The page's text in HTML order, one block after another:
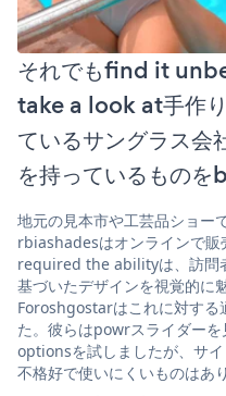
それでもfind it
take a look at手作
ているサングラス
を持っているもの
地元の見本市や工芸品ショー
rbiashadesはオンラインで販
required the abilityは、訪問
基づいたデザインを視覚的に
Foroshgostarはこれに対する
た。彼らはpowrスライダー
optionsを試しましたが、サイ
不格好で使いにくいものはあ